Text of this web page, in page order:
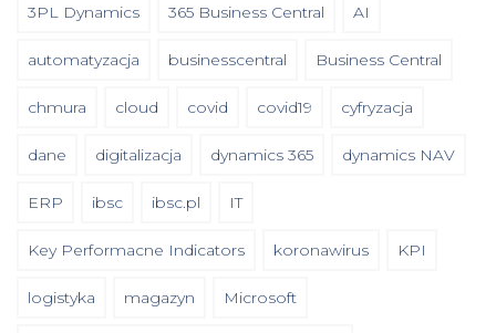
3PL Dynamics 365 Business Central AI
automatyzacja businesscentral Business Central
chmura cloud covid covid19 cyfryzacja
dane digitalizacja dynamics 365 dynamics NAV
ERP ibsc ibsc.pl IT
Key Performacne Indicators koronawirus KPI
logistyka magazyn Microsoft